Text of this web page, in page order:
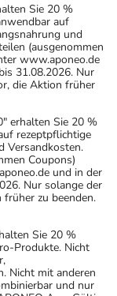
Sie 20 %
auf
und
(ausgenommen
www.aponeo.de
31.08.2026. Nur
die Aktion früher
erhalten Sie 20 %
rezeptpflichtige
Versandkosten.
Coupons)
und in der
Nur solange der
zu beenden.
Sie 20 %
Produkte. Nicht
Nicht mit anderen
und nur